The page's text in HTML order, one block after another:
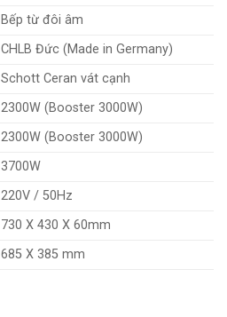
Bếp từ đôi âm
CHLB Đức (Made in Germany)
Schott Ceran vát cạnh
2300W (Booster 3000W)
2300W (Booster 3000W)
3700W
220V / 50Hz
730 X 430 X 60mm
685 X 385 mm